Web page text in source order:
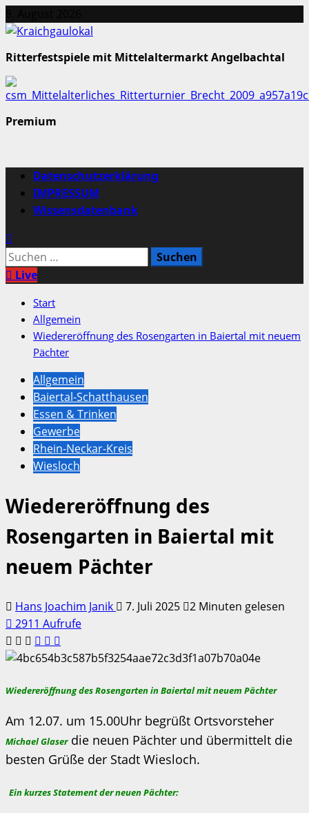
Inhalt
Ritterfestspiele mit Mittelaltermarkt Angelbachtal
Premium
Primäres
Menü
Datenschutzerklärung
IMPRESSUM
Wissensdatenbank
Suchen
nach:
Live
Start
Allgemein
Wiedereröffnung des Rosengarten in Baiertal mit neuem
Pächter
Allgemein
Baiertal-Schatthausen
Essen & Trinken
Gewerbe
Rhein-Neckar-Kreis
Wiesloch
Wiedereröffnung des
Rosengarten in Baiertal mit
neuem Pächter
Hans Joachim Janik 7. Juli 2025
2 Minuten gelesen
2911 Aufrufe
Wiedereröffnung des Rosengarten in Baiertal mit neuem Pächter
Am 12.07. um 15.00Uhr begrüßt Ortsvorsteher
Michael Glaserdie neuen Pächter und übermittelt die
besten Grüße der Stadt Wiesloch.
Ein kurzes Statement der neuen Pächter: